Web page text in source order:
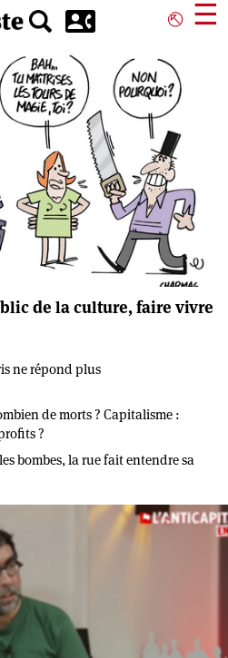
⎋ ☰
de la culture, faire vivre
ne répond plus
de morts ? Capitalisme :
?
bombes, la rue fait entendre sa